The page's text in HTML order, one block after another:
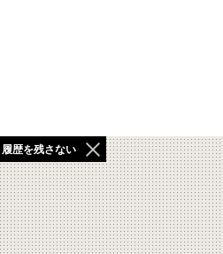
履歴を残さない